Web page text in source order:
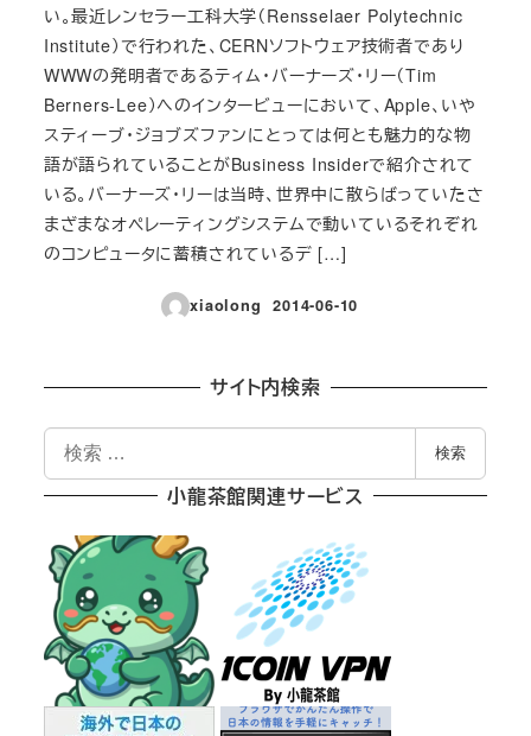
い。最近レンセラー工科大学（Rensselaer Polytechnic
Institute）で行われた、CERNソフトウェア技術者であり
WWWの発明者であるティム・バーナーズ・リー（Tim
Berners-Lee）へのインタービューにおいて、Apple、いや
スティーブ・ジョブズファンにとっては何とも魅力的な物
語が語られていることがBusiness Insiderで紹介されて
いる。バーナーズ・リーは当時、世界中に散らばっていたさ
まざまなオペレーティングシステムで動いているそれぞれ
のコンピュータに蓄積されているデ […]
xiaolong
投稿日
2014-06-10
サイト内検索
検
索
検索
小龍茶館関連サービス